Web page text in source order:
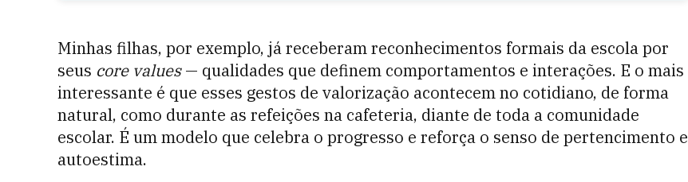
Minhas filhas, por exemplo, já receberam reconhecimentos formais da escola por
seus core values— qualidades que definem comportamentos e interações. E o mais
interessante é que esses gestos de valorização acontecem no cotidiano, de forma
natural, como durante as refeições na cafeteria, diante de toda a comunidade
escolar. É um modelo que celebra o progresso e reforça o senso de pertencimento e
autoestima.